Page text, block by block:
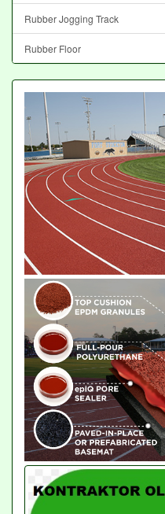
Rubber Jogging Track
Rubber Floor